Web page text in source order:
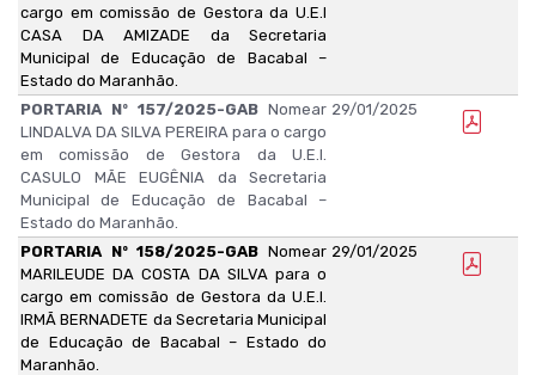
cargo em comissão de Gestora da U.E.I
CASA DA AMIZADE da Secretaria
Municipal de Educação de Bacabal –
Estado do Maranhão.
PORTARIA Nº 157/2025-GAB Nomear
LINDALVA DA SILVA PEREIRA para o cargo
em comissão de Gestora da U.E.I.
CASULO MÃE EUGÊNIA da Secretaria
Municipal de Educação de Bacabal –
Estado do Maranhão.
29/01/2025
PORTARIA Nº 158/2025-GAB Nomear
MARILEUDE DA COSTA DA SILVA para o
cargo em comissão de Gestora da U.E.I.
IRMÃ BERNADETE da Secretaria Municipal
de Educação de Bacabal – Estado do
Maranhão.
29/01/2025